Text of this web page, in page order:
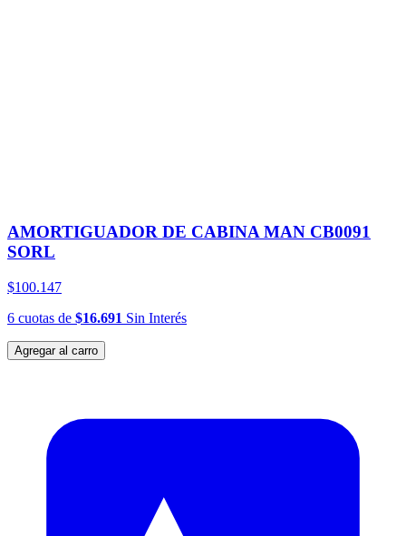
AMORTIGUADOR DE CABINA MAN CB0091
SORL
$100.147
6 cuotas de $16.691 Sin Interés
Agregar al carro